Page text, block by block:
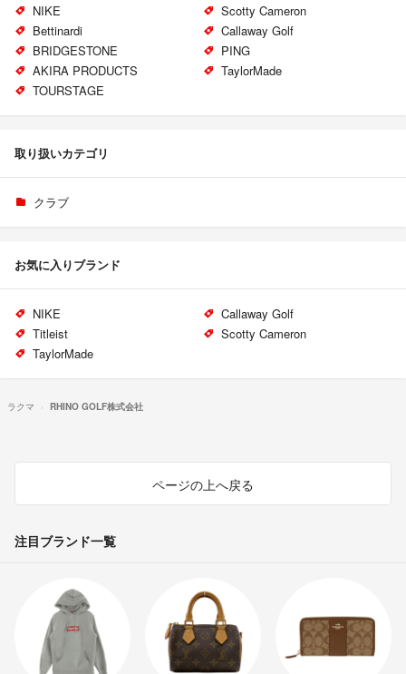
NIKE
Scotty Cameron
Bettinardi
Callaway Golf
BRIDGESTONE
PING
AKIRA PRODUCTS
TaylorMade
TOURSTAGE
取り扱いカテゴリ
クラブ
お気に入りブランド
NIKE
Callaway Golf
Titleist
Scotty Cameron
TaylorMade
ラクマ RHINO GOLF株式会社
ページの上へ戻る
注目ブランド一覧